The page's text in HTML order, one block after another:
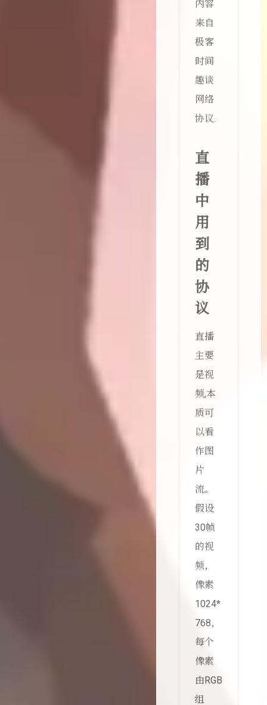
内容
来自
极客
时间
趣谈
网络
协议.
直
播
中
用
到
的
协
议
直播
主要
是视
频,本
质可
以看
作图
片
流。
假设
30帧
的视
频，
像素
1024*
768，
每个
像素
由RGB
组